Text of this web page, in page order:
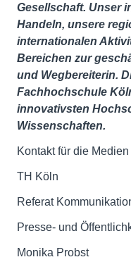
Gesellschaft. Unser
Handeln, unsere
internationalen
Bereichen zur
und Wegbereiterin.
Fachhochschule
innovativsten
Wissenschaften.
Kontakt für die Medien
TH Köln
Referat
Presse- und
Monika Probst